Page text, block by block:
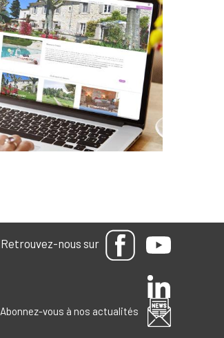
Retrouvez-nous sur
Abonnez-vous à nos actualités